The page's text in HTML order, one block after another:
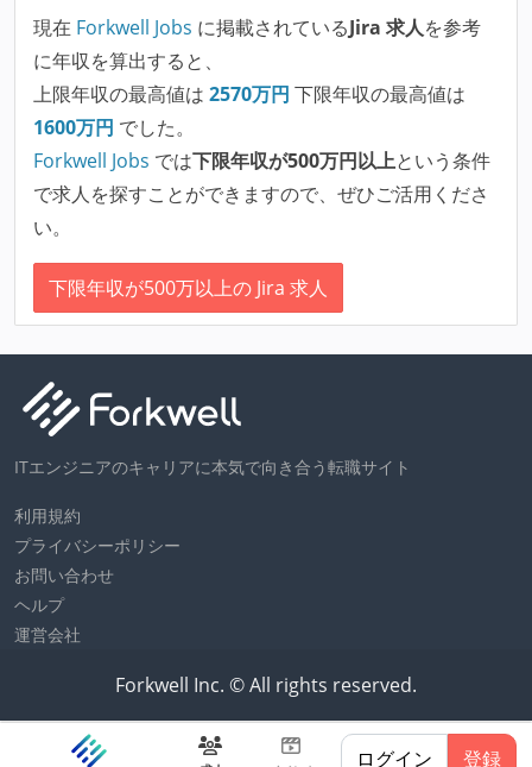
ログイン 登録
現在 Forkwell Jobs に掲載されているJira 求人を参考
に年収を算出すると、
上限年収の最高値は 2570万円 下限年収の最高値は
1600万円 でした。
Forkwell Jobs では下限年収が500万円以上という条件
で求人を探すことができますので、ぜひご活用くださ
い。
下限年収が500万以上の Jira 求人
ITエンジニアのキャリアに本気で向き合う転職サイト
利用規約
プライバシーポリシー
お問い合わせ
ヘルプ
運営会社
Forkwell Inc. © All rights reserved.